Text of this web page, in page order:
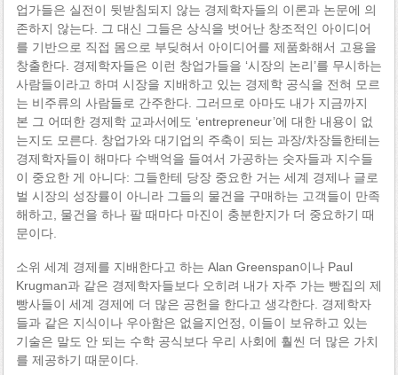
업가들은 실전이 뒷받침되지 않는 경제학자들의 이론과 논문에 의
존하지 않는다. 그 대신 그들은 상식을 벗어난 창조적인 아이디어
를 기반으로 직접 몸으로 부딪혀서 아이디어를 제품화해서 고용을
창출한다. 경제학자들은 이런 창업가들을 ‘시장의 논리’를 무시하는
사람들이라고 하며 시장을 지배하고 있는 경제학 공식을 전혀 모르
는 비주류의 사람들로 간주한다. 그러므로 아마도 내가 지금까지
본 그 어떠한 경제학 교과서에도 ‘entrepreneur’에 대한 내용이 없
는지도 모른다. 창업가와 대기업의 주축이 되는 과장/차장들한테는
경제학자들이 해마다 수백억을 들여서 가공하는 숫자들과 지수들
이 중요한 게 아니다: 그들한테 당장 중요한 거는 세계 경제나 글로
벌 시장의 성장률이 아니라 그들의 물건을 구매하는 고객들이 만족
해하고, 물건을 하나 팔 때마다 마진이 충분한지가 더 중요하기 때
문이다.
소위 세계 경제를 지배한다고 하는 Alan Greenspan이나 Paul
Krugman과 같은 경제학자들보다 오히려 내가 자주 가는 빵집의 제
빵사들이 세계 경제에 더 많은 공헌을 한다고 생각한다. 경제학자
들과 같은 지식이나 우아함은 없을지언정, 이들이 보유하고 있는
기술은 말도 안 되는 수학 공식보다 우리 사회에 훨씬 더 많은 가치
를 제공하기 때문이다.